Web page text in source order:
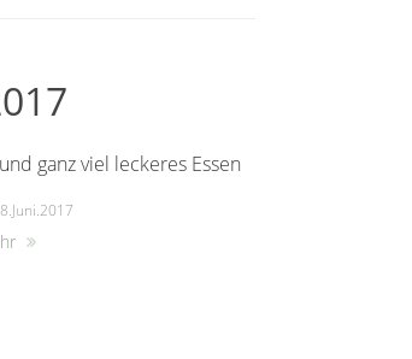
ganz viel leckeres Essen